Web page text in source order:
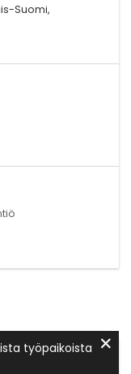
Suomi,
työpaikoista ✕